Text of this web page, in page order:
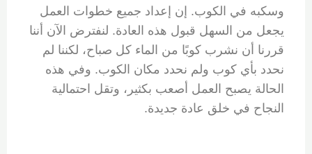
وسكبه في الكوب. إن إعداد جميع خطوات العمل
يجعل من السهل قبول هذه العادة. لنفترض الآن أننا
قررنا أن نشرب كوبًا من الماء كل صباح، لكننا لم
نحدد بأي كوب ولم نحدد مكان الكوب. وفي هذه
الحالة يصبح العمل أصعب بكثير، وتقل احتمالية
النجاح في خلق عادة جديدة.